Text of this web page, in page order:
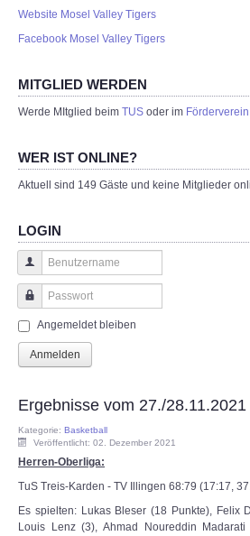
Website Mosel Valley Tigers
Facebook Mosel Valley Tigers
MITGLIED WERDEN
Werde MItglied beim TUS oder im Förderverein
WER IST ONLINE?
Aktuell sind 149 Gäste und keine Mitglieder
LOGIN
Benutzername
Passwort
Angemeldet bleiben
Anmelden
Ergebnisse vom 27./28.11.2021
Kategorie: Basketball
Veröffentlicht: 02. Dezember 2021
Herren-Oberliga:
TuS Treis-Karden - TV Illingen 68:79 (17:17,
Es spielten: Lukas Bleser (18 Punkte), Felix
Louis Lenz (3), Ahmad Noureddin